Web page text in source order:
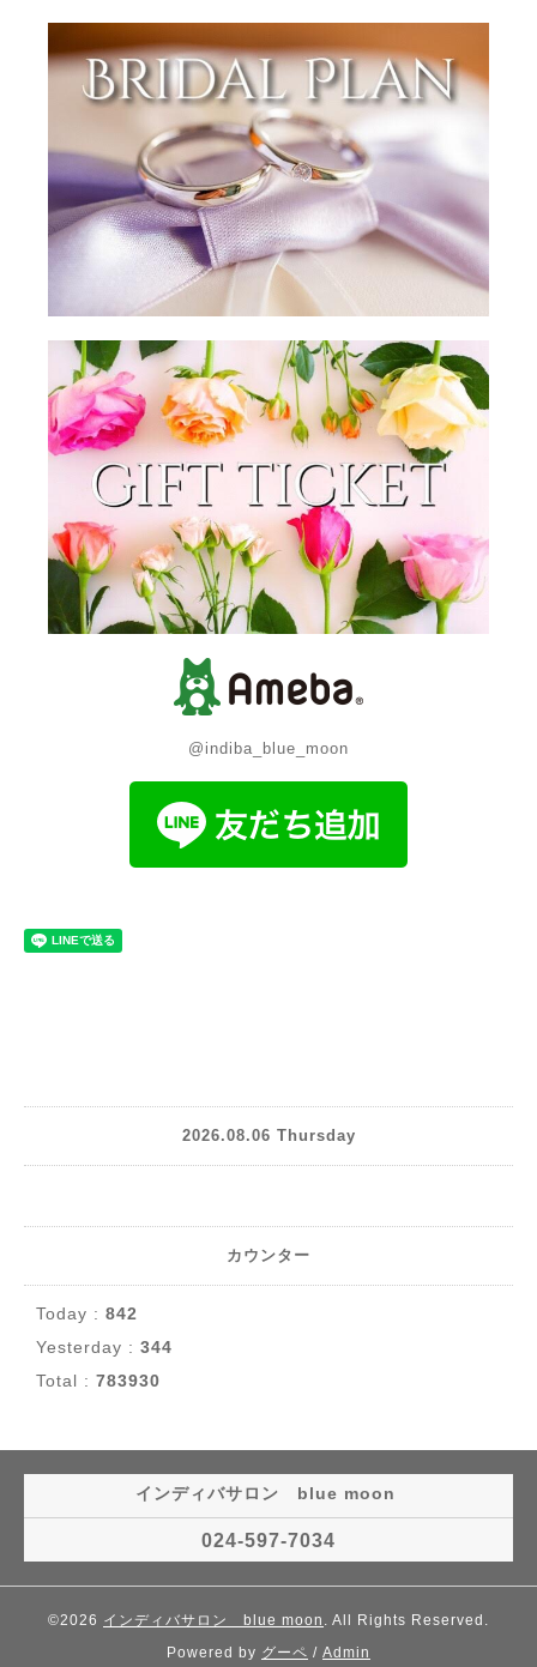
@indiba_blue_moon
2026.08.06 Thursday
カウンター
Today : 842
Yesterday : 344
Total : 783930
インディバサロン blue moon
024-597-7034
©2026 インディバサロン blue moon . All Rights Reserved.
Powered by グーペ / Admin